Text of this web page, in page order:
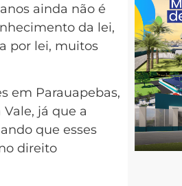
ainda não é
da lei,
por lei, muitos
em Parauapebas,
já que a
que esses
direito